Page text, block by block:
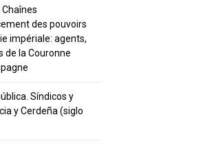
des pouvoirs
impériale: agents,
de la Couronne
Síndicos y
y Cerdeña (siglo